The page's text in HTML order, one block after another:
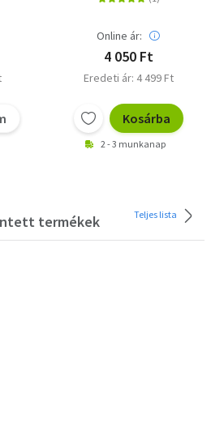
Online ár:
4 050 Ft
Eredeti ár: 4 499 Ft
Kosárba
2 - 3 munkanap
termékek Teljes lista